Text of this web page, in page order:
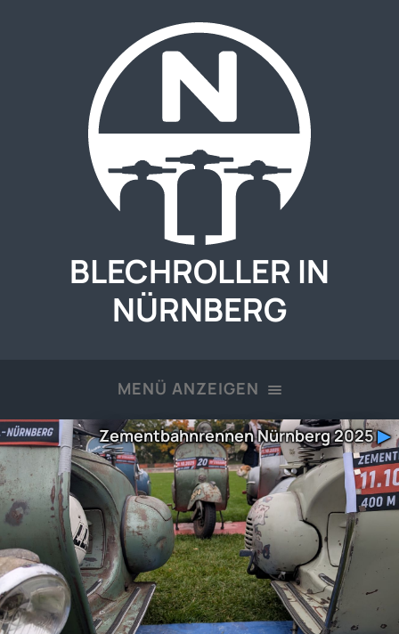
BLECHROLLER IN
NÜRNBERG
MENÜ ANZEIGEN
Zementbahnrennen Nürnberg 2025▶